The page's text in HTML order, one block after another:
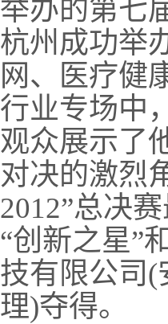
举办的第七
杭州成功举
网、医疗健
行业专场中
观众展示
对决的激烈
2012”总决
“创新之星”
技有限公司(
理)夺得。